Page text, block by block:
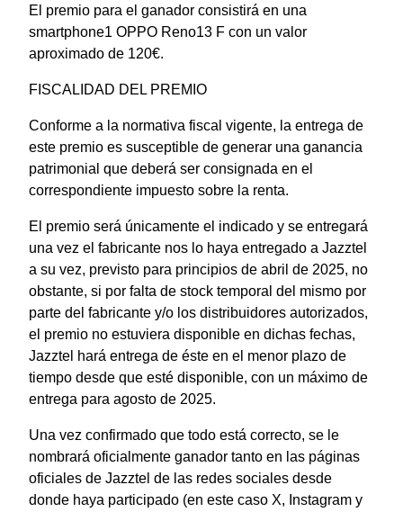
El premio para el ganador consistirá en una
smartphone1 OPPO Reno13 F con un valor
aproximado de 120€.
FISCALIDAD DEL PREMIO
Conforme a la normativa fiscal vigente, la entrega de
este premio es susceptible de generar una ganancia
patrimonial que deberá ser consignada en el
correspondiente impuesto sobre la renta.
El premio será únicamente el indicado y se entregará
una vez el fabricante nos lo haya entregado a Jazztel
a su vez, previsto para principios de abril de 2025, no
obstante, si por falta de stock temporal del mismo por
parte del fabricante y/o los distribuidores autorizados,
el premio no estuviera disponible en dichas fechas,
Jazztel hará entrega de éste en el menor plazo de
tiempo desde que esté disponible, con un máximo de
entrega para agosto de 2025.
Una vez confirmado que todo está correcto, se le
nombrará oficialmente ganador tanto en las páginas
oficiales de Jazztel de las redes sociales desde
donde haya participado (en este caso X, Instagram y